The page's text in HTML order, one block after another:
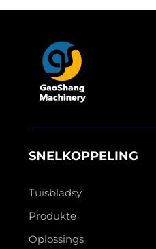
SNELKOPPELING
Tuisbladsy
Produkte
Oplossings